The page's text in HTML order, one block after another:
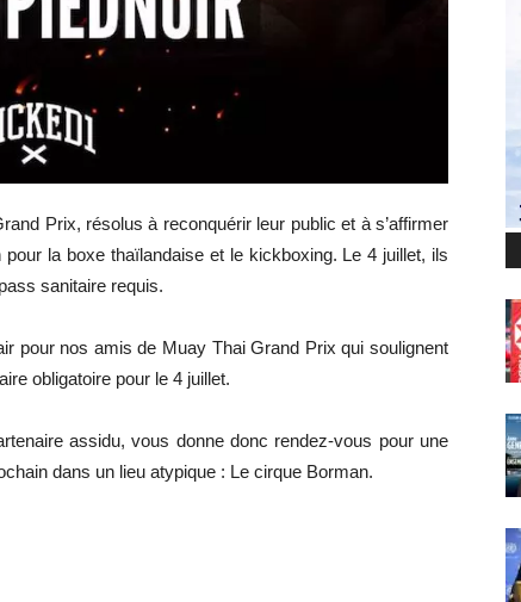
Prix, résolus à reconquérir leur public et à s’affirmer
la boxe thaïlandaise et le kickboxing. Le 4 juillet, ils
sanitaire requis.
pour nos amis de Muay Thai Grand Prix qui soulignent
obligatoire pour le 4 juillet.
assidu, vous donne donc rendez-vous pour une
dans un lieu atypique : Le cirque Borman.